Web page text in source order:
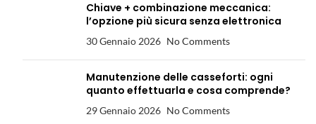
Chiave + combinazione meccanica:
l’opzione più sicura senza elettronica
30 Gennaio 2026 No Comments
Manutenzione delle casseforti: ogni
quanto effettuarla e cosa comprende?
29 Gennaio 2026 No Comments